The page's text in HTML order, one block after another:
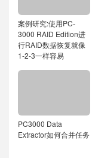
案例研究:使用PC-
3000 RAID Edition进
行RAID数据恢复就像
1-2-3一样容易
PC3000 Data
Extractor如何合并任务